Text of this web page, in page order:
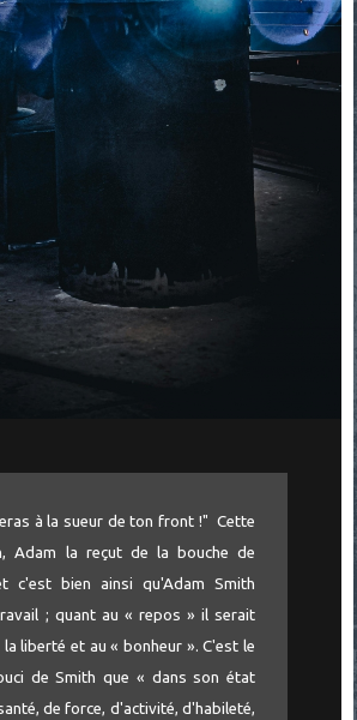
à la sueur de ton front !" Cette
Adam la reçut de la bouche de
c'est bien ainsi qu'Adam Smith
; quant au « repos » il serait
liberté et au « bonheur ». C'est le
de Smith que « dans son état
de force, d'activité, d'habileté,